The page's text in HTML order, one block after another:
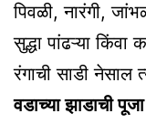
पिवळी, नारंगी,
सुद्धा पांढऱ्या
रंगाची साडी नेसाल
वडाच्या झाडाची